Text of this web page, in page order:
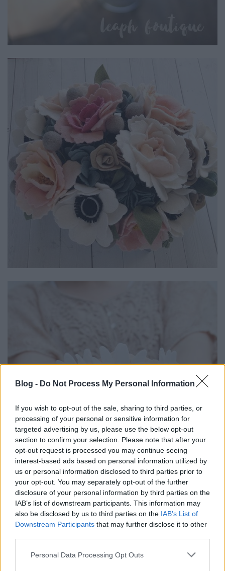
Blog - Do Not Process My Personal Information
If you wish to opt-out of the sale, sharing to third parties, or
processing of your personal or sensitive information for
targeted advertising by us, please use the below opt-out
section to confirm your selection. Please note that after your
opt-out request is processed you may continue seeing
interest-based ads based on personal information utilized by
us or personal information disclosed to third parties prior to
your opt-out. You may separately opt-out of the further
disclosure of your personal information by third parties on the
IAB’s list of downstream participants. This information may
also be disclosed by us to third parties on the IAB’s List of
Downstream Participants that may further disclose it to other
Please note that this website/app uses one or more Google
Personal Data Processing Opt Outs